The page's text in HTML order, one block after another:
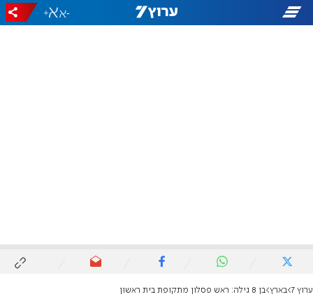
-
+
ערוץ 7 בארץ בן 8 גילה: ראש פסלון מתקופת בית ראשון